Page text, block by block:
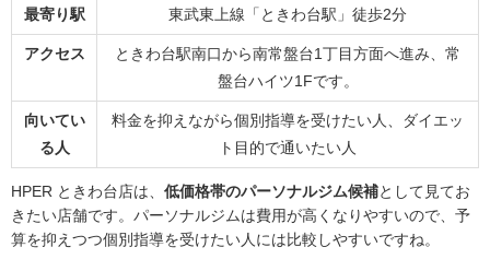
最寄り駅 東武東上線「ときわ台駅」徒歩2分
アクセス
ときわ台駅南口から南常盤台1丁目方面へ進み、常
盤台ハイツ1Fです。
向いてい
る人
料金を抑えながら個別指導を受けたい人、ダイエッ
ト目的で通いたい人
HPER ときわ台店は、 低価格帯のパーソナルジム候補として見てお
きたい店舗です。パーソナルジムは費用が高くなりやすいので、予
算を抑えつつ個別指導を受けたい人には比較しやすいですね。